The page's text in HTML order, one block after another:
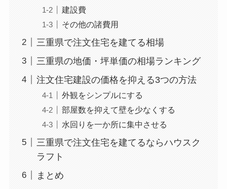
建設費
その他の諸費用
三重県で注文住宅を建てる相場
三重県の地価・坪単価の相場ランキング
注文住宅建設の価格を抑える3つの方法
外観をシンプルにする
部屋数を抑えて壁を少なくする
水回りを一か所に集中させる
三重県で注文住宅を建てるならハウスク
ラフト
まとめ